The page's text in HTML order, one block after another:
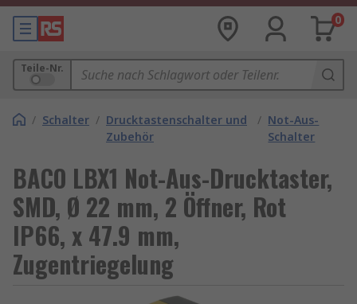
0
Teile-Nr.
/ Schalter / Drucktastenschalter und
Zubehör
/ Not-Aus-
Schalter
BACO LBX1 Not-Aus-Drucktaster,
SMD, Ø 22 mm, 2 Öffner, Rot
IP66, x 47.9 mm,
Zugentriegelung